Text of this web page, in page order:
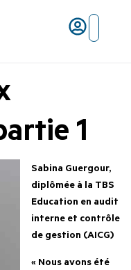
1
Sabina Guergour,
diplômée à la TBS
Education en audit
interne et contrôle
de gestion (AICG)
« Nous avons été